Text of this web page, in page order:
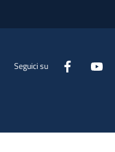
Seguici su